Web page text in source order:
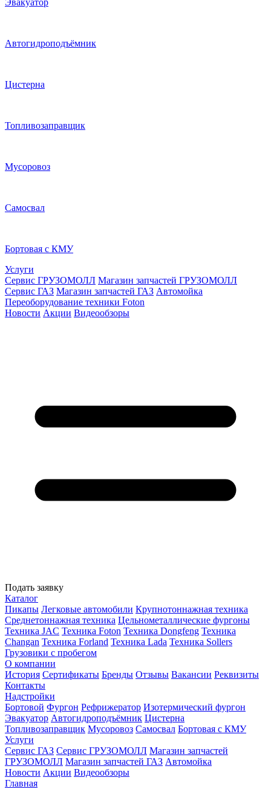
Эвакуатор
Автогидроподъёмник
Цистерна
Топливозаправщик
Мусоровоз
Самосвал
Бортовая с КМУ
Услуги
Сервис ГРУЗОМОЛЛ Магазин запчастей ГРУЗОМОЛЛ
Сервис ГАЗ Магазин запчастей ГАЗ Автомойка
Переоборудование техники Foton
Новости Акции Видеообзоры
Подать заявку
Каталог
Пикапы Легковые автомобили Крупнотоннажная техника
Среднетоннажная техника Цельнометаллические фургоны
Техника JAC Техника Foton Техника Dongfeng Техника
Changan Техника Forland Техника Lada Техника Sollers
Грузовики с пробегом
О компании
История Сертификаты Бренды Отзывы Вакансии Реквизиты
Контакты
Надстройки
Бортовой Фургон Рефрижератор Изотермический фургон
Эвакуатор Автогидроподъёмник Цистерна
Топливозаправщик Мусоровоз Самосвал Бортовая с КМУ
Услуги
Сервис ГАЗ Сервис ГРУЗОМОЛЛ Магазин запчастей
ГРУЗОМОЛЛ Магазин запчастей ГАЗ Автомойка
Новости Акции Видеообзоры
Главная